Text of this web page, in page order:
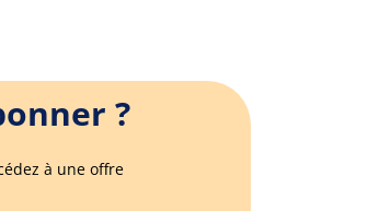
?
à une offre